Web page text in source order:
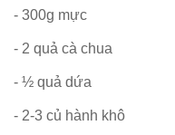
- 300g mực
- 2 quả cà chua
- ½ quả dứa
- 2-3 củ hành khô